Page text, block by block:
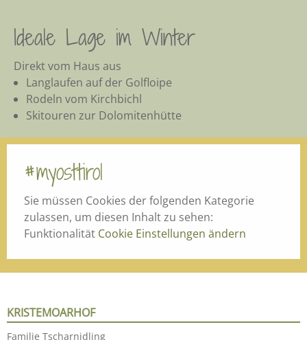
Ideale Lage im Winter
Direkt vom Haus aus
Langlaufen auf der Golfloipe
Rodeln vom Kirchbichl
Skitouren zur Dolomitenhütte
#myosttirol
Sie müssen Cookies der folgenden Kategorie
zulassen, um diesen Inhalt zu sehen:
Funktionalität Cookie Einstellungen ändern
KRISTEMOARHOF
Familie Tscharnidling